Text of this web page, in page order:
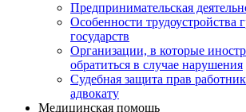
Предпринимательская
Особенности трудоустройства
государств
Организации, в которые
обратиться в случае нарушения
Судебная защита прав
адвокату
Медицинская помощь